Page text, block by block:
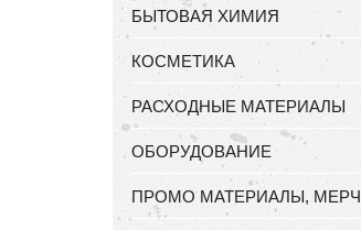
БЫТОВАЯ ХИМИЯ
КОСМЕТИКА
РАСХОДНЫЕ МАТЕРИАЛЫ
ОБОРУДОВАНИЕ
ПРОМО МАТЕРИАЛЫ, МЕРЧ